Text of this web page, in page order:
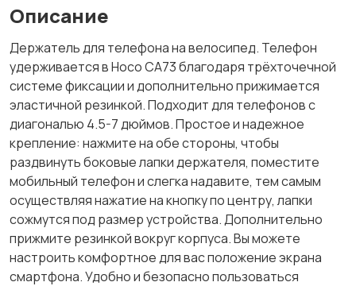
Описание
Держатель для телефона на велосипед. Телефон
удерживается в Hoco CA73 благодаря трёхточечной
системе фиксации и дополнительно прижимается
эластичной резинкой. Подходит для телефонов с
диагональю 4.5-7 дюймов. Простое и надежное
крепление: нажмите на обе стороны, чтобы
раздвинуть боковые лапки держателя, поместите
мобильный телефон и слегка надавите, тем самым
осуществляя нажатие на кнопку по центру, лапки
сожмутся под размер устройства. Дополнительно
прижмите резинкой вокруг корпуса. Вы можете
настроить комфортное для вас положение экрана
смартфона. Удобно и безопасно пользоваться